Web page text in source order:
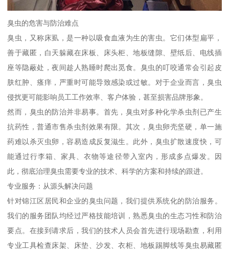
臭虫的危害与防治难点
臭虫，又称床虱，是一种以吸食血液为生的害虫。它们体型扁平，
善于藏匿，白天躲藏在床板、床头柜、地板缝隙、壁纸后、电线插
座等隐蔽处，夜间趁人熟睡时爬出觅食。臭虫的叮咬通常会引起皮
肤红肿、瘙痒，严重时可能导致感染或过敏。对于企业而言，臭虫
侵扰更可能影响员工工作效率、客户体验，甚至损害品牌形象。
然而，臭虫的防治并非易事。首先，臭虫对多种化学杀虫剂已产生
抗药性，普通市售杀虫剂效果有限。其次，臭虫卵壳坚硬，单一施
药难以杀灭虫卵，容易造成反复滋生。此外，臭虫扩散速度快，可
能通过行李箱、家具、衣物等途径带入室内，形成多点爆发。因
此，彻底治理臭虫需要专业的技术、科学的方案和持续的跟进。
专业服务：从源头解决问题
针对锦江区居民和企业的臭虫问题，我们提供系统化的防治服务。
我们的服务团队均经过严格技能培训，熟悉臭虫的生态习性和防治
要点。在接到请求后，我们的技术人员会首先进行现场勘查，利用
专业工具检查床架、床垫、沙发、衣柜、地板踢脚线等臭虫易藏匿